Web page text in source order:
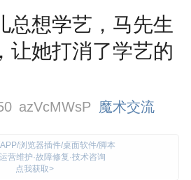
总想学艺，马先生
让她打消了学艺的
azVcMWsP 魔术交流
浏览器插件/桌面软件/脚本
营维护·故障修复·技术咨询
点我获取>